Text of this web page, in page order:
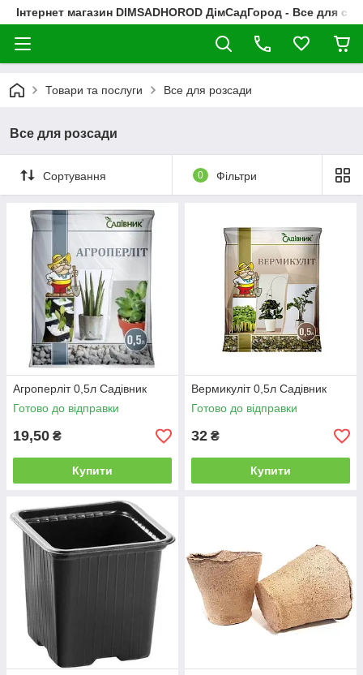
Інтернет магазин DIMSADHOROD ДімСадГород - Все для
Товари та послуги Все для розсади
Все для розсади
Сортування 0 Фільтри
Агроперліт 0,5л Садівник
Готово до відправки
19,50 ₴
Купити
Вермикуліт 0,5л Садівник
Готово до відправки
32 ₴
Купити